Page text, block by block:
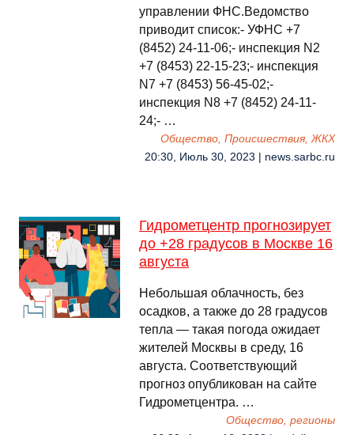
управлении ФНС.Ведомство
приводит список:- УФНС +7
(8452) 24-11-06;- инспекция N2
+7 (8453) 22-15-23;- инспекция
N7 +7 (8453) 56-45-02;-
инспекция N8 +7 (8452) 24-11-
24;- …
Общество, Происшествия, ЖКХ
20:30, Июль 30, 2023 | news.sarbc.ru
Гидрометцентр прогнозирует
до +28 градусов в Москве 16
августа
Небольшая облачность, без
осадков, а также до 28 градусов
тепла — такая погода ожидает
жителей Москвы в среду, 16
августа. Соответствующий
прогноз опубликован на сайте
Гидрометцентра. …
Общество, регионы